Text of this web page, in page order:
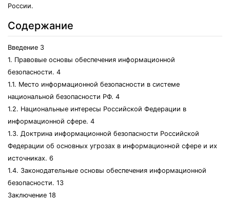
России.
Содержание
Введение 3
1. Правовые основы обеспечения информационной
безопасности. 4
1.1. Место информационной безопасности в системе
национальной безопасности РФ. 4
1.2. Национальные интересы Российской Федерации в
информационной сфере. 4
1.3. Доктрина информационной безопасности Российской
Федерации об основных угрозах в информационной сфере и их
источниках. 6
1.4. Законодательные основы обеспечения информационной
безопасности. 13
Заключение 18